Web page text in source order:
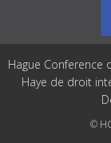
Hague Conference
Haye de droit
©